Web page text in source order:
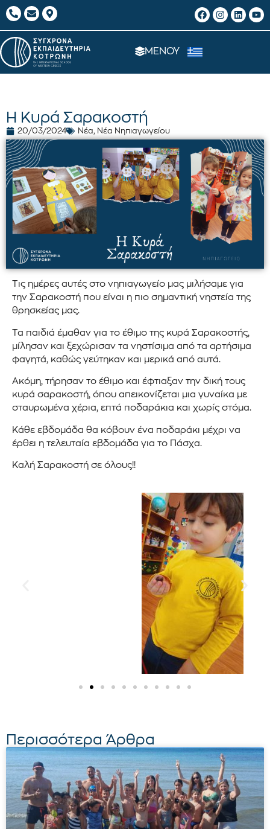
ΜΕΝΟΥ
Η Κυρά Σαρακοστή
20/03/2024 Νέα, Νέα Νηπιαγωγείου
Τις ημέρες αυτές στο νηπιαγωγείο μας μιλήσαμε για
την Σαρακοστή που είναι η πιο σημαντική νηστεία της
θρησκείας μας.
Τα παιδιά έμαθαν για το έθιμο της κυρά Σαρακοστής,
μίλησαν και ξεχώρισαν τα νηστίσιμα από τα αρτήσιμα
φαγητά, καθώς γεύτηκαν και μερικά από αυτά.
Ακόμη, τήρησαν το έθιμο και έφτιαξαν την δική τους
κυρά σαρακοστή, όπου απεικονίζεται μια γυναίκα με
σταυρωμένα χέρια, επτά ποδαράκια και χωρίς στόμα.
Κάθε εβδομάδα θα κόβουν ένα ποδαράκι μέχρι να
έρθει η τελευταία εβδομάδα για το Πάσχα.
Καλή Σαρακοστή σε όλους!!
Περισσότερα Άρθρα